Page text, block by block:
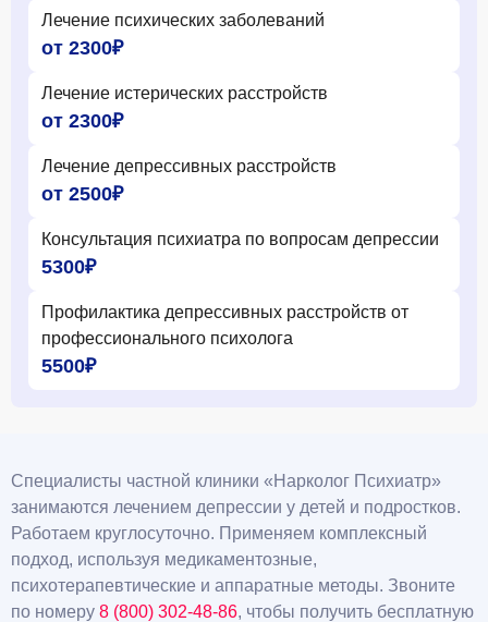
Лечение психических заболеваний
от 2300₽
Лечение истерических расстройств
от 2300₽
Лечение депрессивных расстройств
от 2500₽
Консультация психиатра по вопросам депрессии
5300₽
Профилактика депрессивных расстройств от
профессионального психолога
5500₽
Специалисты частной клиники «Нарколог Психиатр»
занимаются лечением депрессии у детей и подростков.
Работаем круглосуточно. Применяем комплексный
подход, используя медикаментозные,
психотерапевтические и аппаратные методы. Звоните
по номеру 8 (800) 302-48-86, чтобы получить бесплатную